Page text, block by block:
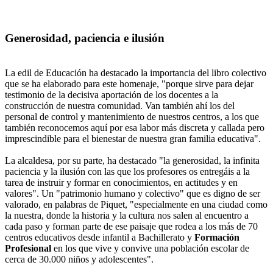
Generosidad, paciencia e ilusión
La edil de Educación ha destacado la importancia del libro colectivo
que se ha elaborado para este homenaje, "porque sirve para dejar
testimonio de la decisiva aportación de los docentes a la
construcción de nuestra comunidad. Van también ahí los del
personal de control y mantenimiento de nuestros centros, a los que
también reconocemos aquí por esa labor más discreta y callada pero
imprescindible para el bienestar de nuestra gran familia educativa".
La alcaldesa, por su parte, ha destacado "la generosidad, la infinita
paciencia y la ilusión con las que los profesores os entregáis a la
tarea de instruir y formar en conocimientos, en actitudes y en
valores". Un "patrimonio humano y colectivo" que es digno de ser
valorado, en palabras de Piquet, "especialmente en una ciudad como
la nuestra, donde la historia y la cultura nos salen al encuentro a
cada paso y forman parte de ese paisaje que rodea a los más de 70
centros educativos desde infantil a Bachillerato y Formación
Profesional en los que vive y convive una población escolar de
cerca de 30.000 niños y adolescentes".